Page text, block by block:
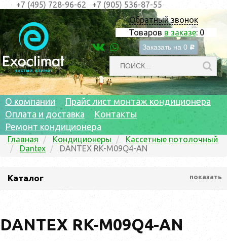
Обратный звонок
Товаров в заказе: 0
Заказать на 0 c
+7 (495) 728-96-62 +7 (905) 536-87-55
О компании
Прайс лист монтаж кондиционера
Оплата и доставка
Контакты
Ремонт кондиционера
Главная Кондиционеры
Кассетные потолочный
Dantex
DANTEX RK-M09Q4-AN
Каталог показать
DANTEX RK-M09Q4-AN